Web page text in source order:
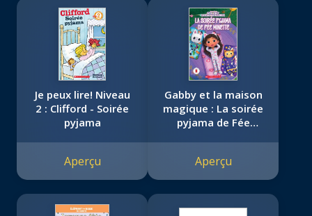
Je peux lire! Niveau
2 : Clifford - Soirée
pyjama
Aperçu
Gabby et la maison
magique : La soirée
pyjama de Fée
Aperçu